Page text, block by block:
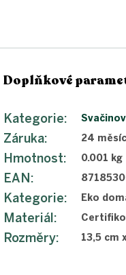
Doplňkové
Kategorie:
Záruka: 24
Hmotnost: 0.001 kg
EAN:
Kategorie: Eko
Materiál:
Rozměry: 13,5 cm